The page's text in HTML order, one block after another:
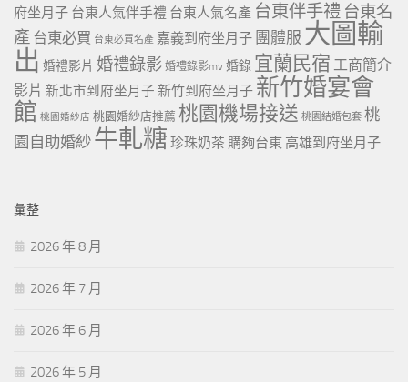
府坐月子 台東人氣伴手禮 台東人氣名產 台東伴手禮 台東名
產 台東必買 台東必買名產 嘉義到府坐月子 團體服 大圖輸
出 婚禮影片 婚禮錄影 婚禮錄影mv 婚錄 宜蘭民宿 工商簡介
影片 新北市到府坐月子 新竹到府坐月子 新竹婚宴會
館 桃園婚紗店 桃園婚紗店推薦 桃園機場接送 桃園結婚包套 桃
園自助婚紗 牛軋糖 珍珠奶茶 購夠台東 高雄到府坐月子
彙整
2026 年 8 月
2026 年 7 月
2026 年 6 月
2026 年 5 月